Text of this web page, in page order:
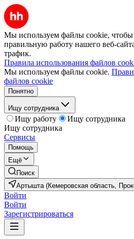
Мы используем файлы cookie, чтобы
правильную работу нашего веб-
трафик.
Правила использования файлов
Мы используем файлы cookie.
файлов cookie
Понятно
Ищу сотрудника
Ищу работу
Ищу сотрудника
Ищу сотрудника
Сервисы
Помощь
Ещё
Поиск
Артышта (Кемеровская область,
Войти
Войти
Зарегистрироваться